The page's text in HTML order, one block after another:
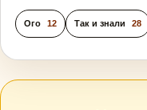
Ого 12 Так и знали 28